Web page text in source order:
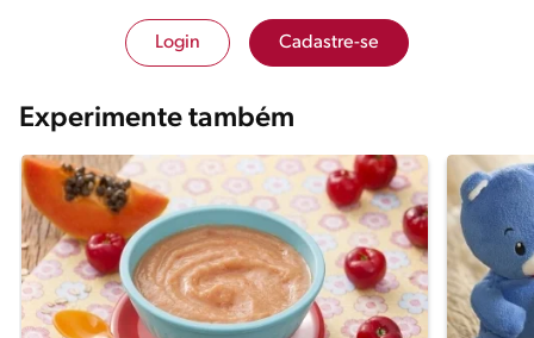
Login Cadastre-se
Experimente também